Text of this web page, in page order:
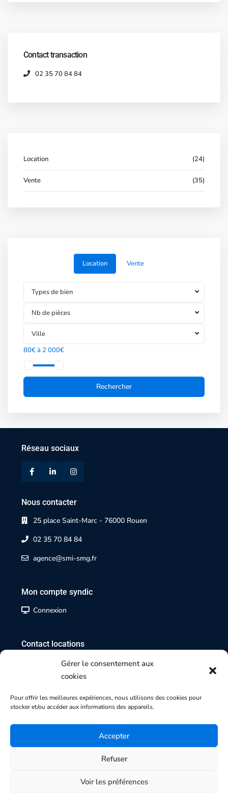
Gérer le consentement aux
cookies
Pour offrir les meilleures expériences, nous utilisons des cookies pour
stocker et/ou accéder aux informations des appareils.
Accepter
Refuser
Voir les préférences
Contact transaction
02 35 70 84 84
Location (24)
Vente (35)
Location Vente
Types de bien
Nb de pièces
Ville
80€ à 2 000€
Réseau sociaux
Nous contacter
25 place Saint-Marc - 76000 Rouen
02 35 70 84 84
agence@smi-smg.fr
Mon compte syndic
Connexion
Contact locations
02 35 07 17 17
Contact transactions
Mentions légales | Politique de cookies |